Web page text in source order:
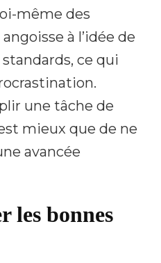
même des
à l’idée de
ce qui
une tâche de
mieux que de ne
avancée
les bonnes